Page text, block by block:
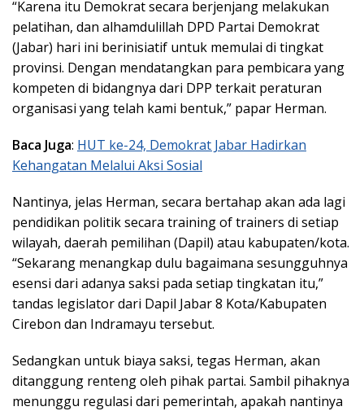
“Karena itu Demokrat secara berjenjang melakukan
pelatihan, dan alhamdulillah DPD Partai Demokrat
(Jabar) hari ini berinisiatif untuk memulai di tingkat
provinsi. Dengan mendatangkan para pembicara yang
kompeten di bidangnya dari DPP terkait peraturan
organisasi yang telah kami bentuk,” papar Herman.
Baca Juga: HUT ke-24, Demokrat Jabar Hadirkan
Kehangatan Melalui Aksi Sosial
Nantinya, jelas Herman, secara bertahap akan ada lagi
pendidikan politik secara training of trainers di setiap
wilayah, daerah pemilihan (Dapil) atau kabupaten/kota.
“Sekarang menangkap dulu bagaimana sesungguhnya
esensi dari adanya saksi pada setiap tingkatan itu,”
tandas legislator dari Dapil Jabar 8 Kota/Kabupaten
Cirebon dan Indramayu tersebut.
Sedangkan untuk biaya saksi, tegas Herman, akan
ditanggung renteng oleh pihak partai. Sambil pihaknya
menunggu regulasi dari pemerintah, apakah nantinya